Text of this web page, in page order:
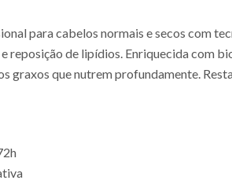
para cabelos normais e secos com
reposição de lipídios. Enriquecida com
graxos que nutrem profundamente.